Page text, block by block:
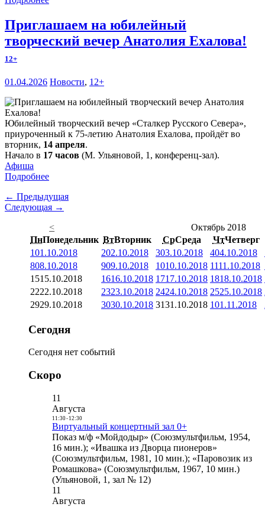
Приглашаем на юбилейный
творческий вечер Анатолия Ехалова!
12+
01.04.2026 Новости, 12+
Юбилейный творческий вечер «Сталкер Русского Севера»,
приуроченный к 75-летию Анатолия Ехалова, пройдёт во
вторник, 14 апреля.
Начало в 17 часов (М. Ульяновой, 1, конференц-зал).
Афиша
Подробнее
← Предыдущая
Следующая →
<
Октябрь 2018
ПнПонедельник ВтВторник СрСреда ЧтЧетверг
101.10.2018 202.10.2018 303.10.2018 404.10.2018
808.10.2018 909.10.2018 1010.10.2018 1111.10.2018
1515.10.2018 1616.10.2018 1717.10.2018 1818.10.2018
2222.10.2018 2323.10.2018 2424.10.2018 2525.10.2018
2929.10.2018 3030.10.2018 3131.10.2018 101.11.2018
Сегодня
Сегодня нет событий
Скоро
11
Августа
11:30- 12:30
Виртуальный концертный зал 0+
Показ м/ф «Мойдодыр» (Союзмультфильм, 1954,
16 мин.); «Ивашка из Дворца пионеров»
(Союзмультфильм, 1981, 10 мин.); «Паровозик из
Ромашкова» (Союзмультфильм, 1967, 10 мин.)
(Ульяновой, 1, зал № 12)
11
Августа